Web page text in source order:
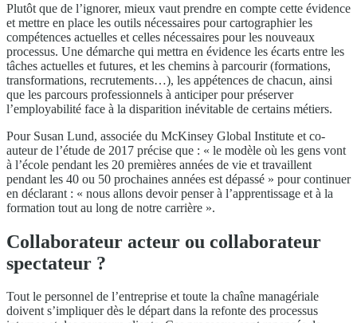
Plutôt que de l’ignorer, mieux vaut prendre en compte cette évidence
et mettre en place les outils nécessaires pour cartographier les
compétences actuelles et celles nécessaires pour les nouveaux
processus. Une démarche qui mettra en évidence les écarts entre les
tâches actuelles et futures, et les chemins à parcourir (formations,
transformations, recrutements…), les appétences de chacun, ainsi
que les parcours professionnels à anticiper pour préserver
l’employabilité face à la disparition inévitable de certains métiers.
Pour Susan Lund, associée du McKinsey Global Institute et co-
auteur de l’étude de 2017 précise que : « le modèle où les gens vont
à l’école pendant les 20 premières années de vie et travaillent
pendant les 40 ou 50 prochaines années est dépassé » pour continuer
en déclarant : « nous allons devoir penser à l’apprentissage et à la
formation tout au long de notre carrière ».
Collaborateur acteur ou collaborateur
spectateur ?
Tout le personnel de l’entreprise et toute la chaîne managériale
doivent s’impliquer dès le départ dans la refonte des processus